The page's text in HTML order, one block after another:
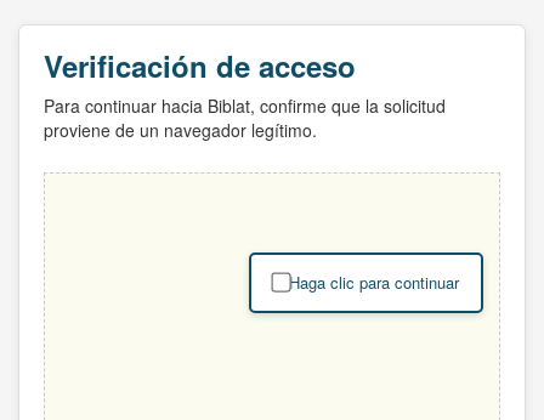
Verificación de acceso
Para continuar hacia Biblat, confirme que la solicitud
proviene de un navegador legítimo.
Haga clic para continuar